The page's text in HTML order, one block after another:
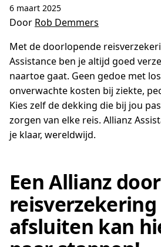
6 maart 2025
Door Rob Demmers
Met de doorlopende
Assistance ben je altijd goed
naartoe gaat. Geen gedoe met
onverwachte kosten bij ziekte,
Kies zelf de dekking die bij jou
zorgen van elke reis. Allianz
je klaar, wereldwijd.
Een Allianz
afsluiten kan